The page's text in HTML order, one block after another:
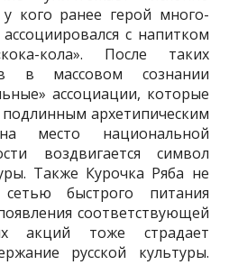
у кого ранее герой много­
с напитком
кола». После таких
в массовом сознании
ассоциации, которые
архетипическим
место национальной
воздвигается символ
Также Курочка Ряба не
се­тью быстрого питания
соответствующей
акций тоже страдает
русской культуры.